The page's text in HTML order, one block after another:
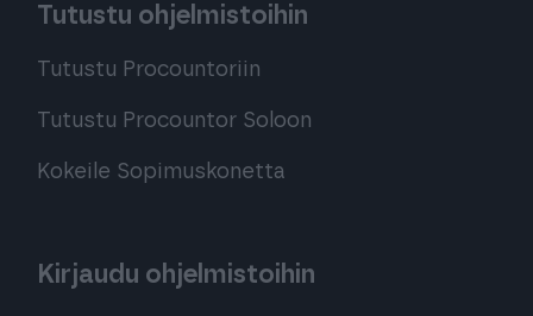
Tutustu ohjelmistoihin
Tutustu Procountoriin
Tutustu Procountor Soloon
Kokeile Sopimuskonetta
Kirjaudu ohjelmistoihin